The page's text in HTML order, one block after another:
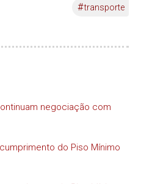
#transporte
negociação com
do Piso Mínimo